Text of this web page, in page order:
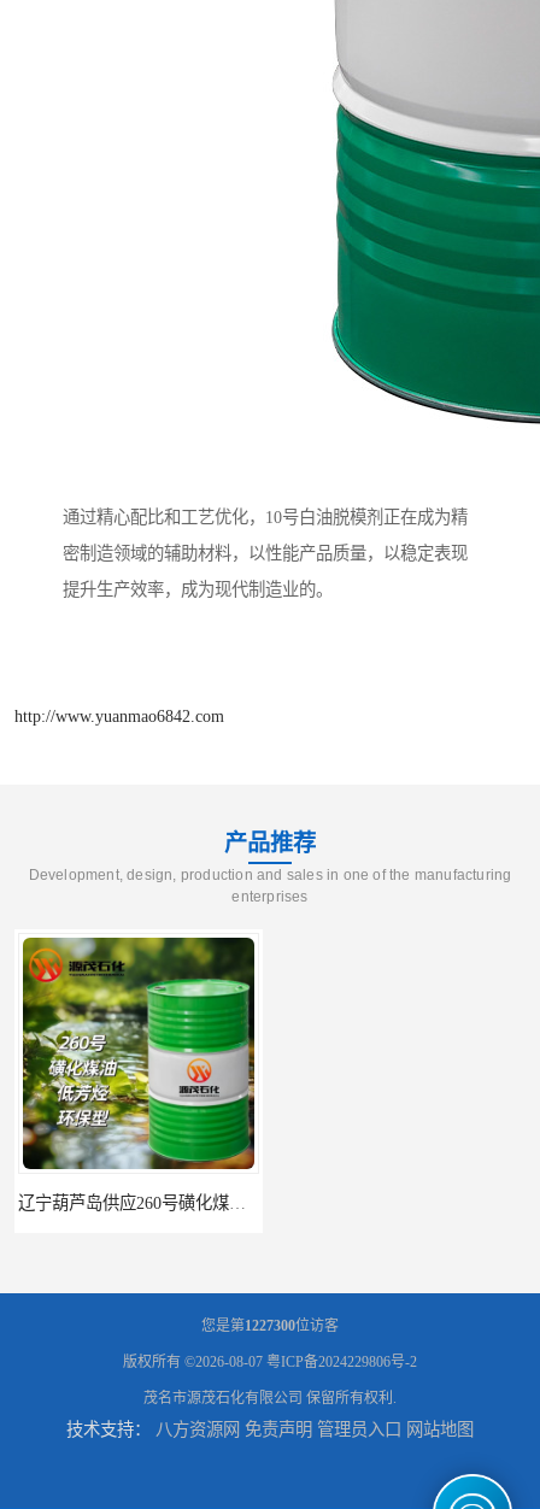
通过精心配比和工艺优化，10号白油脱模剂正在成为精
密制造领域的辅助材料，以性能产品质量，以稳定表现
提升生产效率，成为现代制造业的。
http://www.yuanmao6842.com
产品推荐
Development, design, production and sales in one of the manufacturing
enterprises
您是第1227300位访客
版权所有 ©2026-08-07 粤ICP备2024229806号-2
茂名市源茂石化有限公司 保留所有权利.
技术支持： 八方资源网 免责声明 管理员入口 网站地图